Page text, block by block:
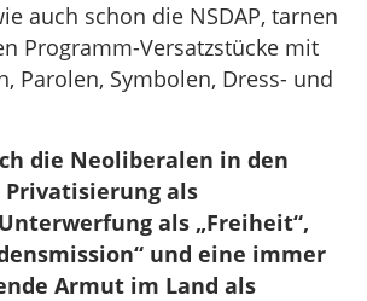
auch schon die NSDAP, tarnen
Programm-Versatzstücke mit
Parolen, Symbolen, Dress- und
die Neoliberalen in den
als
als „Freiheit“,
und eine immer
Armut im Land als